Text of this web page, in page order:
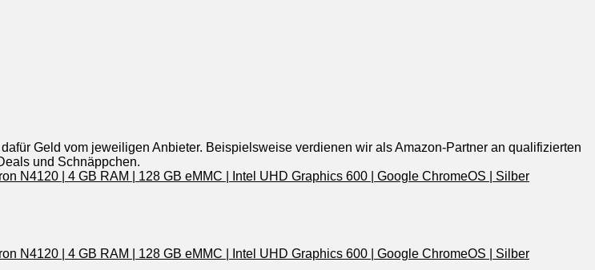
Geld vom jeweiligen Anbieter. Beispielsweise verdienen wir als Amazon-Partner an qualifizierten
und Schnäppchen.